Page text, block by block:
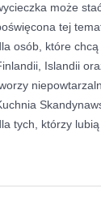
może
tej
osób, które chcą
Islandii
tych, którzy lubią